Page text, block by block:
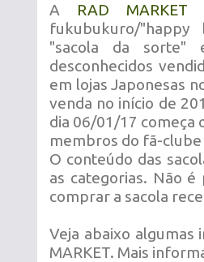
A RAD MARKET
fukubukuro/"happy
"sacola da sorte"
desconhecidos
em lojas Japonesas
venda no início de
dia 06/01/17 começa
membros do fã-clube
O conteúdo das
as categorias. Não
comprar a sacola
Veja abaixo
MARKET. Mais